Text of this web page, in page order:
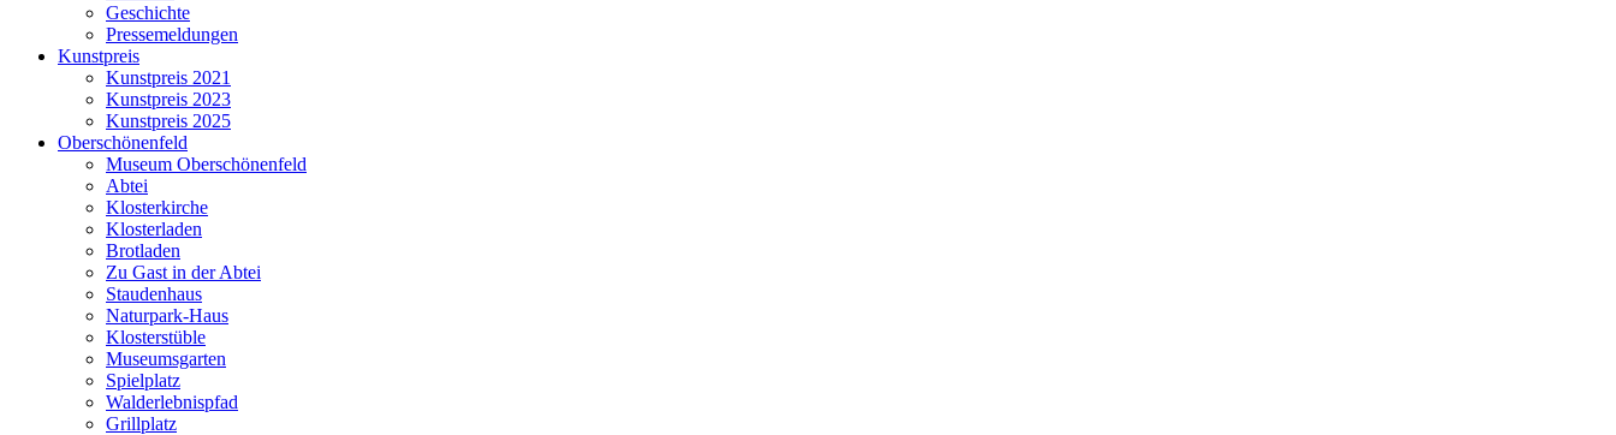
Geschichte
Pressemeldungen
Kunstpreis
Kunstpreis 2021
Kunstpreis 2023
Kunstpreis 2025
Oberschönenfeld
Museum Oberschönenfeld
Abtei
Klosterkirche
Klosterladen
Brotladen
Zu Gast in der Abtei
Staudenhaus
Naturpark-Haus
Klosterstüble
Museumsgarten
Spielplatz
Walderlebnispfad
Grillplatz